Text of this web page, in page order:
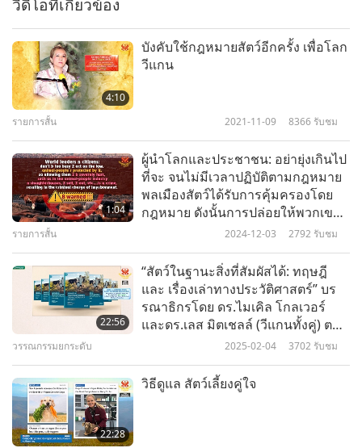
สวัสดิภาพของสัตว์เลี้ยง ในการปกครองของสวรรค์ ขอ
ให้ประเทศต่าง ๆ บังคับใช้ กฎหมายเพื่อปกป้องพลเมือง
ที่เป็นสัตว์ และส่งเสริม โลกที่มีมนุษยธรรม และเมตตา
กรุณาโดยเร็ว
วีดีโอที่เกี่ยวข้อง
4:10
บังคับใช้กฎหมายสัตว์อีกครั้ง เพื่อโลก
วีแกน
รายการสั้น 2021-11-09 8366 รับชม
1:04
ผู้นำโลกและประชาชน: อย่ายุ่งเกินไป
ที่จะ จนไม่มีเวลาปฏิบัติตามกฎหมาย
พลเมืองสัตว์ได้รับการคุ้มครองโดย
กฎหมาย ดังนั้นการปล่อยให้พวกเขา
ได้รับความเจ็บปวดอย่างสาหัส เช่น
สัตว์ เพื่อขาย เพื่อกิน ฯลฯ…เป็นความ
ผิด ถือเป็นความผิดทางอาญา ซึ่งมี
โทษจำคุก ขอเตือน !!!
รายการสั้น 2024-12-03 2792 รับชม
22:56
“สัตว์ในฐานะสิ่งที่สัมผัสได้: ทฤษฎี
และ เรื่องเล่าทางประวัติศาสตร์” บร
รณาธิกรโดย ดร.ไมเคิล โกลเวอร์
และดร.เลส มิตเชลล์ (วีแกนทั้งคู่) ตอน
วรรณกรรมยกระดับ 2025-02-04 3702 รับชม
22:28
วิธีดูแล สัตว์เลี้ยงคู่ใจ